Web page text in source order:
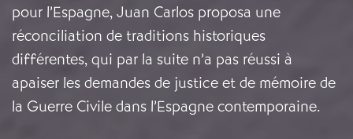
pour l’Espagne, Juan Carlos proposa une
réconciliation de traditions historiques
différentes, qui par la suite n’a pas réussi à
apaiser les demandes de justice et de mémoire de
la Guerre Civile dans l’Espagne contemporaine.